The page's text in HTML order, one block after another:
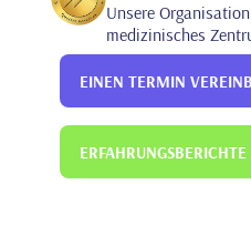
Unsere
medizinisches
EINEN TERMIN
ERFAHRUNGSBERICHTE